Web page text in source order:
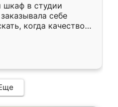
шкаф в студии
себе
когда качеством
кухня уже почти